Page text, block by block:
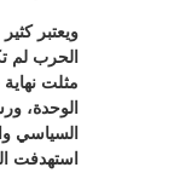
ويعتبر
الحرب لم
مثلت
الوحدة،
السياسي
استهدفت